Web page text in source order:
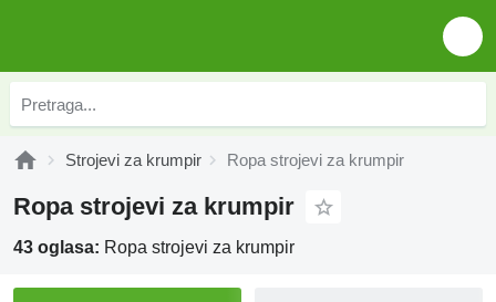
Strojevi za krumpir Ropa strojevi za krumpir
Ropa strojevi za krumpir
43 oglasa: Ropa strojevi za krumpir